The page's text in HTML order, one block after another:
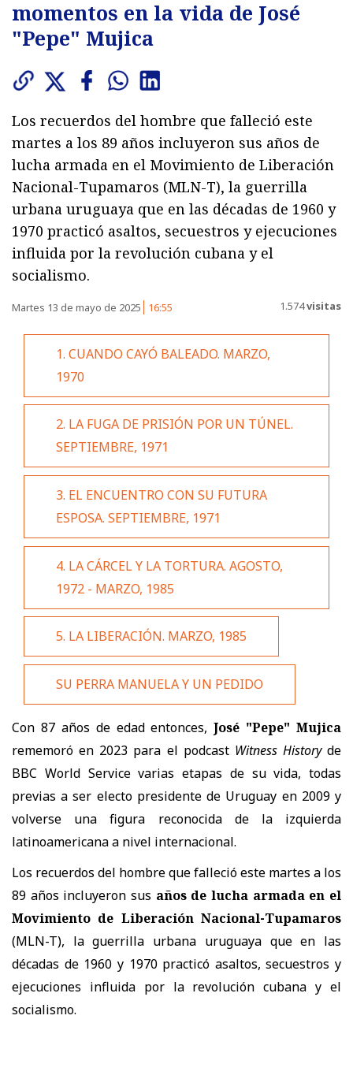
momentos en la vida de José
"Pepe" Mujica
Los recuerdos del hombre que falleció este
martes a los 89 años incluyeron sus años de
lucha armada en el Movimiento de Liberación
Nacional-Tupamaros (MLN-T), la guerrilla
urbana uruguaya que en las décadas de 1960 y
1970 practicó asaltos, secuestros y ejecuciones
influida por la revolución cubana y el
socialismo.
Martes 13 de mayo de 2025 16:55 1.574visitas
1. CUANDO CAYÓ BALEADO. MARZO,
1970
2. LA FUGA DE PRISIÓN POR UN TÚNEL.
SEPTIEMBRE, 1971
3. EL ENCUENTRO CON SU FUTURA
ESPOSA. SEPTIEMBRE, 1971
4. LA CÁRCEL Y LA TORTURA. AGOSTO,
1972 - MARZO, 1985
5. LA LIBERACIÓN. MARZO, 1985
SU PERRA MANUELA Y UN PEDIDO
Con 87 años de edad entonces,José "Pepe" Mujica
rememoró en 2023 para el podcast Witness History de
BBC World Service varias etapas de su vida, todas
previas a ser electo presidente de Uruguay en 2009 y
volverse una figura reconocida de la izquierda
latinoamericana a nivel internacional.
Los recuerdos del hombre que falleció este martes a los
89 años incluyeron sus años de lucha armada en el
Movimiento de Liberación Nacional-Tupamaros
(MLN-T), la guerrilla urbana uruguaya que en las
décadas de 1960 y 1970 practicó asaltos, secuestros y
ejecuciones influida por la revolución cubana y el
socialismo.